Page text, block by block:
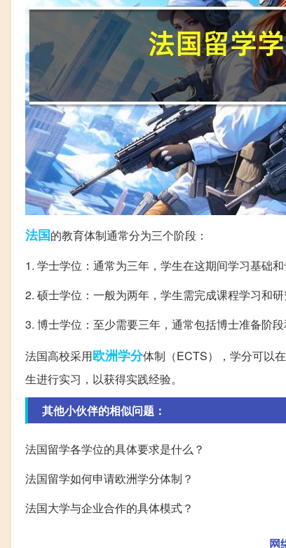
法国的教育体制通常分为三个阶段：
1. 学士学位：通常为三年，学生在这期间学习基础和
2. 硕士学位：一般为两年，学生需完成课程学习和
3. 博士学位：至少需要三年，通常包括博士准备阶段
法国高校采用欧洲学分体制（ECTS），学分可以
生进行实习，以获得实践经验。
其他小伙伴的相似问题：
法国留学各学位的具体要求是什么？
法国留学如何申请欧洲学分体制？
法国大学与企业合作的具体模式？
网